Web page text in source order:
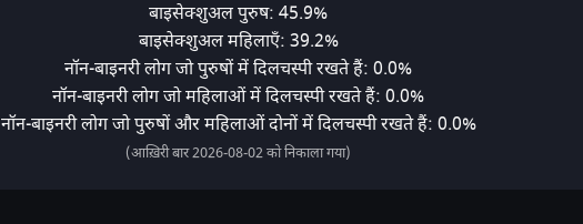
बाइसेक्शुअल पुरुष: 45.9%
बाइसेक्शुअल महिलाएँ: 39.2%
नॉन-बाइनरी लोग जो पुरुषों में दिलचस्पी रखते हैं: 0.0%
नॉन-बाइनरी लोग जो महिलाओं में दिलचस्पी रखते हैं: 0.0%
नॉन-बाइनरी लोग जो पुरुषों और महिलाओं दोनों में दिलचस्पी रखते हैं: 0.0%
(आख़िरी बार 2026-08-02 को निकाला गया)